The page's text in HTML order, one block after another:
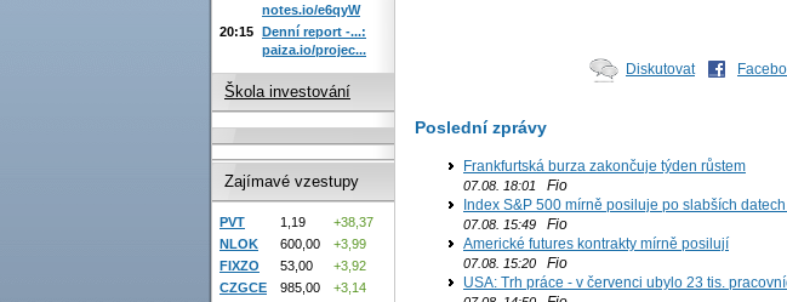
Diskutovat
Poslední zprávy
Frankfurtská burza zakončuje týden růstem
07.08. 18:01
Fio
Index S&P 500 mírně posiluje po slabších
07.08. 15:49 Fio
Americké futures kontrakty mírně posilují
07.08. 15:20 Fio
USA: Trh práce - v červenci ubylo 23 tis.
notes.io/e6qyW
20:15 Denní report -...:
paiza.io/projec...
Škola investování
Zajímavé vzestupy
PVT 1,19
+38,37
NLOK
600,00
+3,99
FIXZO
53,00
+3,92
CZGCE
985,00
+3,14